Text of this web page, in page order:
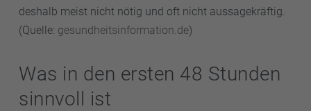
deshalb meist nicht nötig und oft nicht aussagekräftig.
(Quelle: gesundheitsinformation.de)
Was in den ersten 48 Stunden
sinnvoll ist